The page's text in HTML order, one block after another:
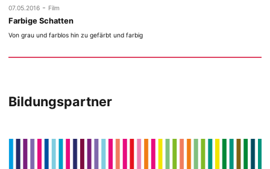
07.05.2016 - Film
Farbige Schatten
Von grau und farblos hin zu gefärbt und farbig
Bildungspartner